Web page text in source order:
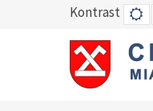
Kontrast